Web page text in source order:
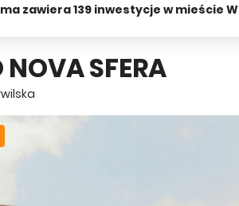
zawiera 139 inwestycje w mieście
SFERA